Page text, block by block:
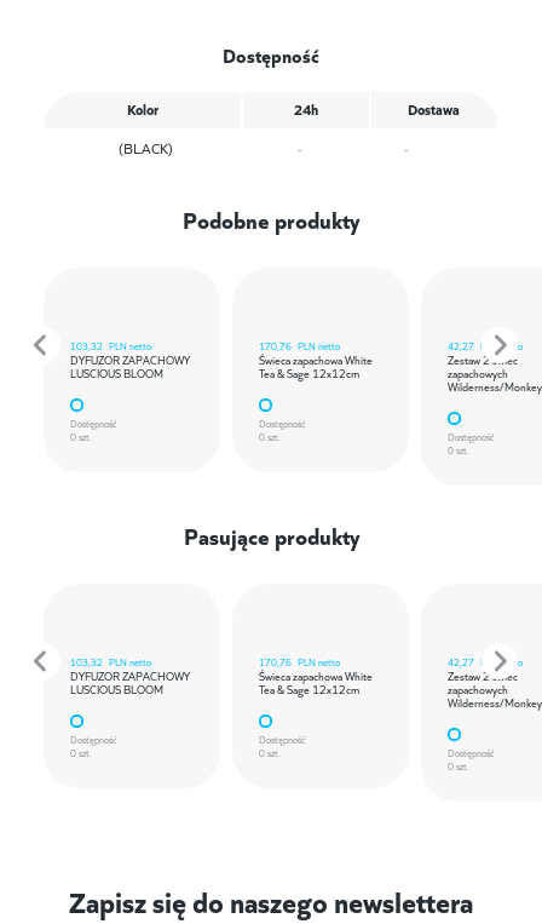
Dostępność
Kolor 24h
Dostawa
(BLACK)
- -
Podobne produkty
103,32 PLN netto
DYFUZOR ZAPACHOWY
LUSCIOUS BLOOM
Dostępność
0 szt.
170,76 PLN netto
Świeca zapachowa White
Tea & Sage 12x12cm
Dostępność
0 szt.
42,27 PLN netto
Zestaw 2 świec
zapachowych
Wilderness/Monkey
Dostępność
0 szt.
Pasujące produkty
103,32 PLN netto
DYFUZOR ZAPACHOWY
LUSCIOUS BLOOM
Dostępność
0 szt.
170,76 PLN netto
Świeca zapachowa White
Tea & Sage 12x12cm
Dostępność
0 szt.
42,27 PLN netto
Zestaw 2 świec
zapachowych
Wilderness/Monkey
Dostępność
0 szt.
Zapisz się do naszego newslettera